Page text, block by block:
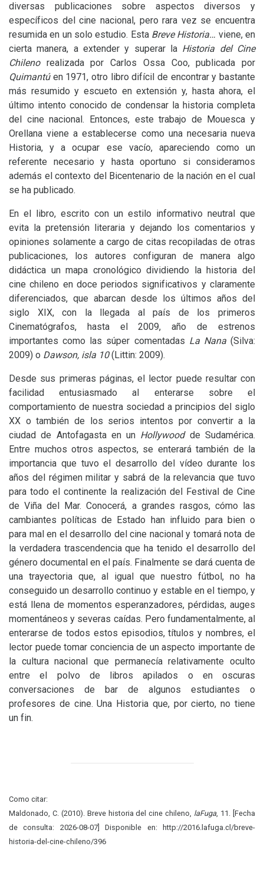
diversas publicaciones sobre aspectos diversos y
específicos del cine nacional, pero rara vez se encuentra
resumida en un solo estudio. Esta Breve Historia… viene, en
cierta manera, a extender y superar la Historia del Cine
Chilenorealizada por Carlos Ossa Coo, publicada por
Quimantúen 1971, otro libro difícil de encontrar y bastante
más resumido y escueto en extensión y, hasta ahora, el
último intento conocido de condensar la historia completa
del cine nacional. Entonces, este trabajo de Mouesca y
Orellana viene a establecerse como una necesaria nueva
Historia, y a ocupar ese vacío, apareciendo como un
referente necesario y hasta oportuno si consideramos
además el contexto del Bicentenario de la nación en el cual
se ha publicado.
En el libro, escrito con un estilo informativo neutral que
evita la pretensión literaria y dejando los comentarios y
opiniones solamente a cargo de citas recopiladas de otras
publicaciones, los autores configuran de manera algo
didáctica un mapa cronológico dividiendo la historia del
cine chileno en doce periodos significativos y claramente
diferenciados, que abarcan desde los últimos años del
siglo XIX, con la llegada al país de los primeros
Cinematógrafos, hasta el 2009, año de estrenos
importantes como las súper comentadas La Nana(Silva:
2009) o Dawson, isla 10(Littin: 2009).
Desde sus primeras páginas, el lector puede resultar con
facilidad entusiasmado al enterarse sobre el
comportamiento de nuestra sociedad a principios del siglo
XX o también de los serios intentos por convertir a la
ciudad de Antofagasta en un Hollywoodde Sudamérica.
Entre muchos otros aspectos, se enterará también de la
importancia que tuvo el desarrollo del vídeo durante los
años del régimen militar y sabrá de la relevancia que tuvo
para todo el continente la realización del Festival de Cine
de Viña del Mar. Conocerá, a grandes rasgos, cómo las
cambiantes políticas de Estado han influido para bien o
para mal en el desarrollo del cine nacional y tomará nota de
la verdadera trascendencia que ha tenido el desarrollo del
género documental en el país. Finalmente se dará cuenta de
una trayectoria que, al igual que nuestro fútbol, no ha
conseguido un desarrollo continuo y estable en el tiempo, y
está llena de momentos esperanzadores, pérdidas, auges
momentáneos y severas caídas. Pero fundamentalmente, al
enterarse de todos estos episodios, títulos y nombres, el
lector puede tomar conciencia de un aspecto importante de
la cultura nacional que permanecía relativamente oculto
entre el polvo de libros apilados o en oscuras
conversaciones de bar de algunos estudiantes o
profesores de cine. Una Historia que, por cierto, no tiene
un fin.
Como citar:
Maldonado, C. (2010). Breve historia del cine chileno, laFuga, 11. [Fecha
de consulta: 2026-08-07] Disponible en: http://2016.lafuga.cl/breve-
historia-del-cine-chileno/396